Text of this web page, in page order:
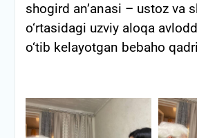
shogird an’anasi – ustoz va
o‘rtasidagi uzviy aloqa
o‘tib kelayotgan bebaho